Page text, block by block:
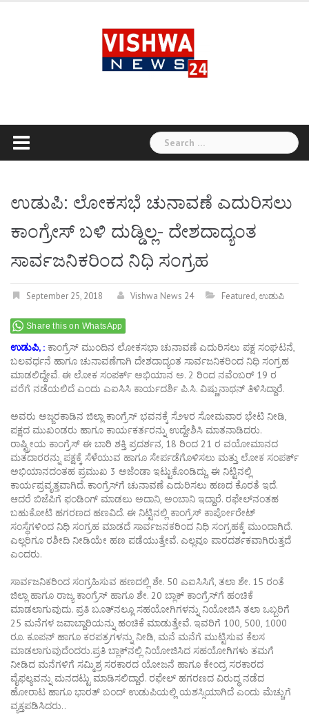
Search
for:
ಉಡುಪಿ: ಲೋಕಸಭೆ ಚುನಾವಣೆ ಎದುರಿಸಲು
ಕಾಂಗ್ರೇಸ್ ಬಳಿ ದುಡ್ಡಿಲ್ಲ- ದೇಶದಾದ್ಯಂತ
ಸಾರ್ವಜನಿಕರಿಂದ ನಿಧಿ ಸಂಗ್ರಹ
September 25, 2018 Vishwa News 24 Featured,ಉಡುಪಿ
Share this on WhatsApp
ಉಡುಪಿ, : ಕಾಂಗ್ರೆಸ್ ಮುಂದಿನ ಲೋಕಸಭಾ ಚುನಾವಣೆ ಎದುರಿಸಲು ಪಕ್ಷ ಸಂಘಟನೆ,
ಬಲವರ್ಧನೆ ಹಾಗೂ ಚುನಾವಣೆಗಾಗಿ ದೇಶದಾದ್ಯಂತ ಸಾರ್ವಜನಿಕರಿಂದ ನಿಧಿ ಸಂಗ್ರಹ
ಮಾಡಲಿದ್ದೇವೆ. ಈ ಲೋಕ ಸಂಪರ್ಕ್ ಅಭಿಯಾನ ಅ. 2 ರಿಂದ ನವೆಂಬರ್ 19 ರ
ವರೆಗೆ ನಡೆಯಲಿದೆ ಎಂದು ಎಐಸಿಸಿ ಕಾರ್ಯದರ್ಶಿ ಪಿ.ಸಿ. ವಿಷ್ಣುನಾಥನ್ ತಿಳಿಸಿದ್ದಾರೆ.
ಅವರು ಅಜ್ಜರಕಾಡಿನ ಜಿಲ್ಲಾ ಕಾಂಗ್ರೆಸ್ ಭವನಕ್ಕೆ ಸೆ೨೪ರ ಸೋಮವಾರ ಭೇಟಿ ನೀಡಿ,
ಪಕ್ಷದ ಮುಖಂಡರು ಹಾಗೂ ಕಾರ್ಯಕರ್ತರನ್ನು ಉದ್ದೇಶಿಸಿ ಮಾತನಾಡಿದರು.
ರಾಷ್ಟ್ರೀಯ ಕಾಂಗ್ರೆಸ್ ಈ ಬಾರಿ ಶಕ್ತಿ ಪ್ರದರ್ಶನ, 18 ರಿಂದ 21 ರ ವಯೋಮಾನದ
ಮತದಾರರನ್ನು ಪಕ್ಷಕ್ಕೆ ಸೆಳೆಯುವ ಹಾಗೂ ಸೇರ್ಪಡೆಗೊಳಿಸಲು ಮತ್ತು ಲೋಕ ಸಂಪರ್ಕ್
ಅಭಿಯಾನದಂತಹ ಪ್ರಮುಖ 3 ಅಜೆಂಡಾ ಇಟ್ಟುಕೊಂಡಿದ್ದು, ಈ ನಿಟ್ಟಿನಲ್ಲಿ
ಕಾರ್ಯಪ್ರವೃತ್ತವಾಗಿದೆ. ಕಾಂಗ್ರೆಸ್‍ಗೆ ಚುನಾವಣೆ ಎದುರಿಸಲು ಹಣದ ಕೊರತೆ ಇದೆ.
ಆದರೆ ಬಿಜೆಪಿಗೆ ಫಂಡಿಂಗ್ ಮಾಡಲು ಅದಾನಿ, ಅಂಬಾನಿ ಇದ್ದಾರೆ. ರಫೇಲ್‍ನಂತಹ
ಬಹುಕೋಟಿ ಹಗರಣದ ಹಣವಿದೆ. ಈ ನಿಟ್ಟಿನಲ್ಲಿ ಕಾಂಗ್ರೆಸ್ ಕಾರ್ಪೋರೇಟ್
ಸಂಸ್ಥೆಗಳಿಂದ ನಿಧಿ ಸಂಗ್ರಹ ಮಾಡದೆ ಸಾರ್ವಜನಕರಿಂದ ನಿಧಿ ಸಂಗ್ರಹಕ್ಕೆ ಮುಂದಾಗಿದೆ.
ಎಲ್ಲರಿಗೂ ರಶೀದಿ ನೀಡಿಯೇ ಹಣ ಪಡೆಯುತ್ತೇವೆ. ಎಲ್ಲವೂ ಪಾರದರ್ಶಕವಾಗಿರುತ್ತದೆ
ಎಂದರು.
ಸಾರ್ವಜನಿಕರಿಂದ ಸಂಗ್ರಹಿಸುವ ಹಣದಲ್ಲಿ ಶೇ. 50 ಎಐಸಿಸಿಗೆ, ತಲಾ ಶೇ. 15 ರಂತೆ
ಜಿಲ್ಲಾ ಹಾಗೂ ರಾಜ್ಯ ಕಾಂಗ್ರೆಸ್ ಹಾಗೂ ಶೇ. 20 ಬ್ಲಾಕ್ ಕಾಂಗ್ರೆಸ್‍ಗೆ ಹಂಚಿಕೆ
ಮಾಡಲಾಗುವುದು. ಪ್ರತಿ ಬೂತ್‍ನಲ್ಲೂ ಸಹಯೋಗಿಗಳನ್ನು ನಿಯೋಜಿಸಿ ತಲಾ ಒಬ್ಬರಿಗೆ
25 ಮನೆಗಳ ಜವಾಬ್ದಾರಿಯನ್ನು ಹಂಚಿಕೆ ಮಾಡುತ್ತೇವೆ. ಇವರಿಗೆ 100, 500, 1000
ರೂ. ಕೂಪನ್ ಹಾಗೂ ಕರಪತ್ರಗಳನ್ನು ನೀಡಿ, ಮನೆ ಮನೆಗೆ ಮುಟ್ಟಿಸುವ ಕೆಲಸ
ಮಾಡಲಾಗುವುದೆಂದರು.ಪ್ರತಿ ಬ್ಲಾಕ್‍ನಲ್ಲಿ ನಿಯೋಜಿಸಿದ ಸಹಯೋಗಿಗಳು ತಮಗೆ
ನೀಡಿದ ಮನೆಗಳಿಗೆ ಸಮ್ಮಿಶ್ರ ಸರಕಾರದ ಯೋಜನೆ ಹಾಗೂ ಕೇಂದ್ರ ಸರಕಾರದ
ವೈಫಲ್ಯವನ್ನು ಮನದಟ್ಟು ಮಾಡಿಸಲಿದ್ದಾರೆ. ರಫೇಲ್ ಹಗರಣದ ವಿರುದ್ಧ ನಡೆದ
ಹೋರಾಟ ಹಾಗೂ ಭಾರತ್ ಬಂದ್ ಉಡುಪಿಯಲ್ಲಿ ಯಶಸ್ಸಿಯಾಗಿದೆ ಎಂದು ಮೆಚ್ಚುಗೆ
ವ್ಯಕ್ತಪಡಿಸಿದರು..